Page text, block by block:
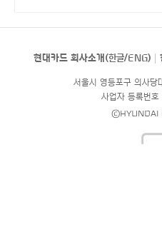
현대카드 회사소개(한글/ENG)
서울시 영등포구 의사당
사업자 등록번
©HYUNDAI